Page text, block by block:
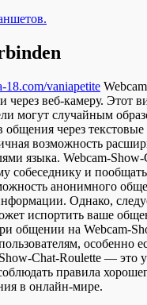
18.com/vaniapetite
через веб-камеру. Этот
могут случайным
через
возможность
языка. Webcam-
собеседнику и
анонимного
Однако,
испортить ваше
общении на
Show-Chat-Roulette —
правила
в онлайн-мире.